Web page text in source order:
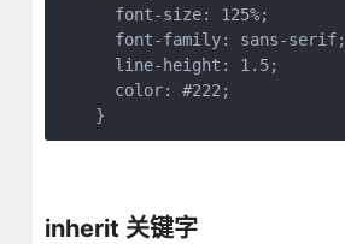
      font-size: 125%;
      font-family: sans-serif;
      line-height: 1.5;
      color: #222;
    }
inherit 关键字